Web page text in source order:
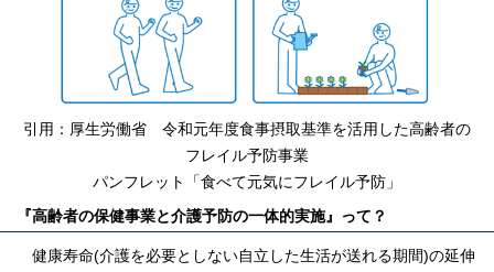
引用：厚生労働省 令和元年度食事摂取基準を活用した高齢者の
フレイル予防事業
パンフレット「食べて元気にフレイル予防」
『高齢者の保健事業と介護予防の一体的実施』って？
健康寿命(介護を必要としない自立した生活が送れる期間)の延伸